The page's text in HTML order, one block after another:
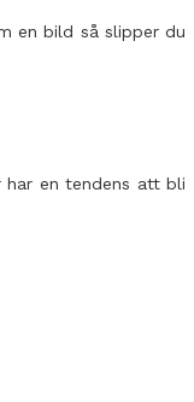
en bild så slipper du
har en tendens att bli